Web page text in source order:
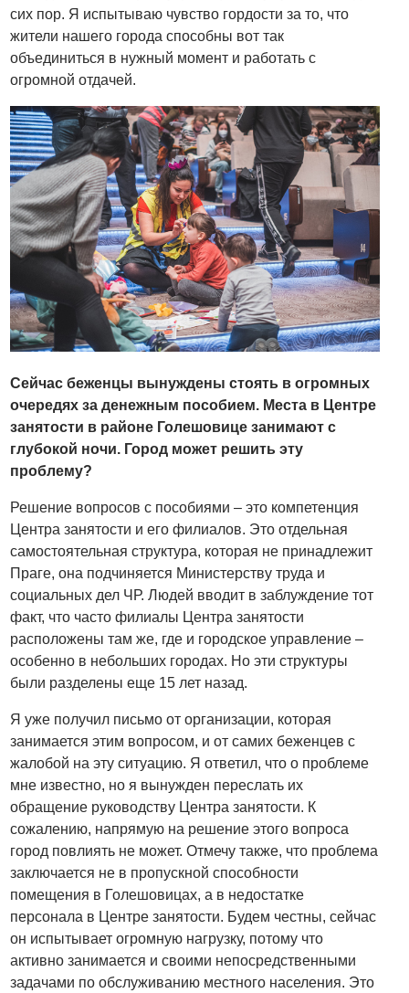
сих пор. Я испытываю чувство гордости за то, что
жители нашего города способны вот так
объединиться в нужный момент и работать с
огромной отдачей.
Сейчас беженцы вынуждены стоять в огромных
очередях за денежным пособием. Места в Центре
занятости в районе Голешовице занимают с
глубокой ночи. Город может решить эту
проблему?
Решение вопросов с пособиями – это компетенция
Центра занятости и его филиалов. Это отдельная
самостоятельная структура, которая не принадлежит
Праге, она подчиняется Министерству труда и
социальных дел ЧР. Людей вводит в заблуждение тот
факт, что часто филиалы Центра занятости
расположены там же, где и городское управление –
особенно в небольших городах. Но эти структуры
были разделены еще 15 лет назад.
Я уже получил письмо от организации, которая
занимается этим вопросом, и от самих беженцев с
жалобой на эту ситуацию. Я ответил, что о проблеме
мне известно, но я вынужден переслать их
обращение руководству Центра занятости. К
сожалению, напрямую на решение этого вопроса
город повлиять не может. Отмечу также, что проблема
заключается не в пропускной способности
помещения в Голешовицах, а в недостатке
персонала в Центре занятости. Будем честны, сейчас
он испытывает огромную нагрузку, потому что
активно занимается и своими непосредственными
задачами по обслуживанию местного населения. Это